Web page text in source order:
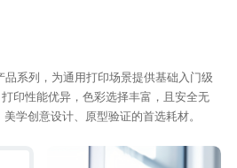
品系列，为通用打印场景提供基础入门级
印性能优异，色彩选择丰富，且安全无
学创意设计、原型验证的首选耗材。